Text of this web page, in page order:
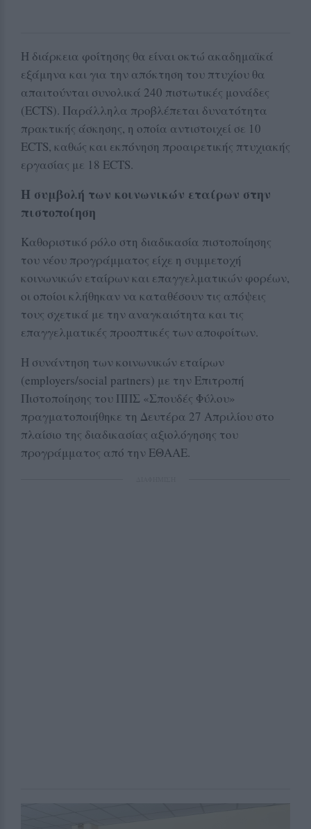
Η διάρκεια φοίτησης θα είναι οκτώ ακαδημαϊκά
εξάμηνα και για την απόκτηση του πτυχίου θα
απαιτούνται συνολικά 240 πιστωτικές μονάδες
(ECTS). Παράλληλα προβλέπεται δυνατότητα
πρακτικής άσκησης, η οποία αντιστοιχεί σε 10
ECTS, καθώς και εκπόνηση προαιρετικής πτυχιακής
εργασίας με 18 ECTS.
Η συμβολή των κοινωνικών εταίρων στην
πιστοποίηση
Καθοριστικό ρόλο στη διαδικασία πιστοποίησης
του νέου προγράμματος είχε η συμμετοχή
κοινωνικών εταίρων και επαγγελματικών φορέων,
οι οποίοι κλήθηκαν να καταθέσουν τις απόψεις
τους σχετικά με την αναγκαιότητα και τις
επαγγελματικές προοπτικές των αποφοίτων.
Η συνάντηση των κοινωνικών εταίρων
(employers/social partners) με την Επιτροπή
Πιστοποίησης του ΠΠΣ «Σπουδές Φύλου»
πραγματοποιήθηκε τη Δευτέρα 27 Απριλίου στο
πλαίσιο της διαδικασίας αξιολόγησης του
προγράμματος από την ΕΘΑΑΕ.